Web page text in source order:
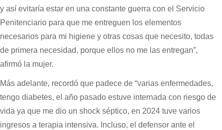
y así evitaría estar en una constante guerra con el Servicio
Penitenciario para que me entreguen los elementos
necesarios para mi higiene y otras cosas que necesito, todas
de primera necesidad, porque ellos no me las entregan”,
afirmó la mujer.
Más adelante, recordó que padece de “varias enfermedades,
tengo diabetes, el año pasado estuve internada con riesgo de
vida ya que me dio un shock séptico, en 2024 tuve varios
ingresos a terapia intensiva. Incluso, el defensor ante el